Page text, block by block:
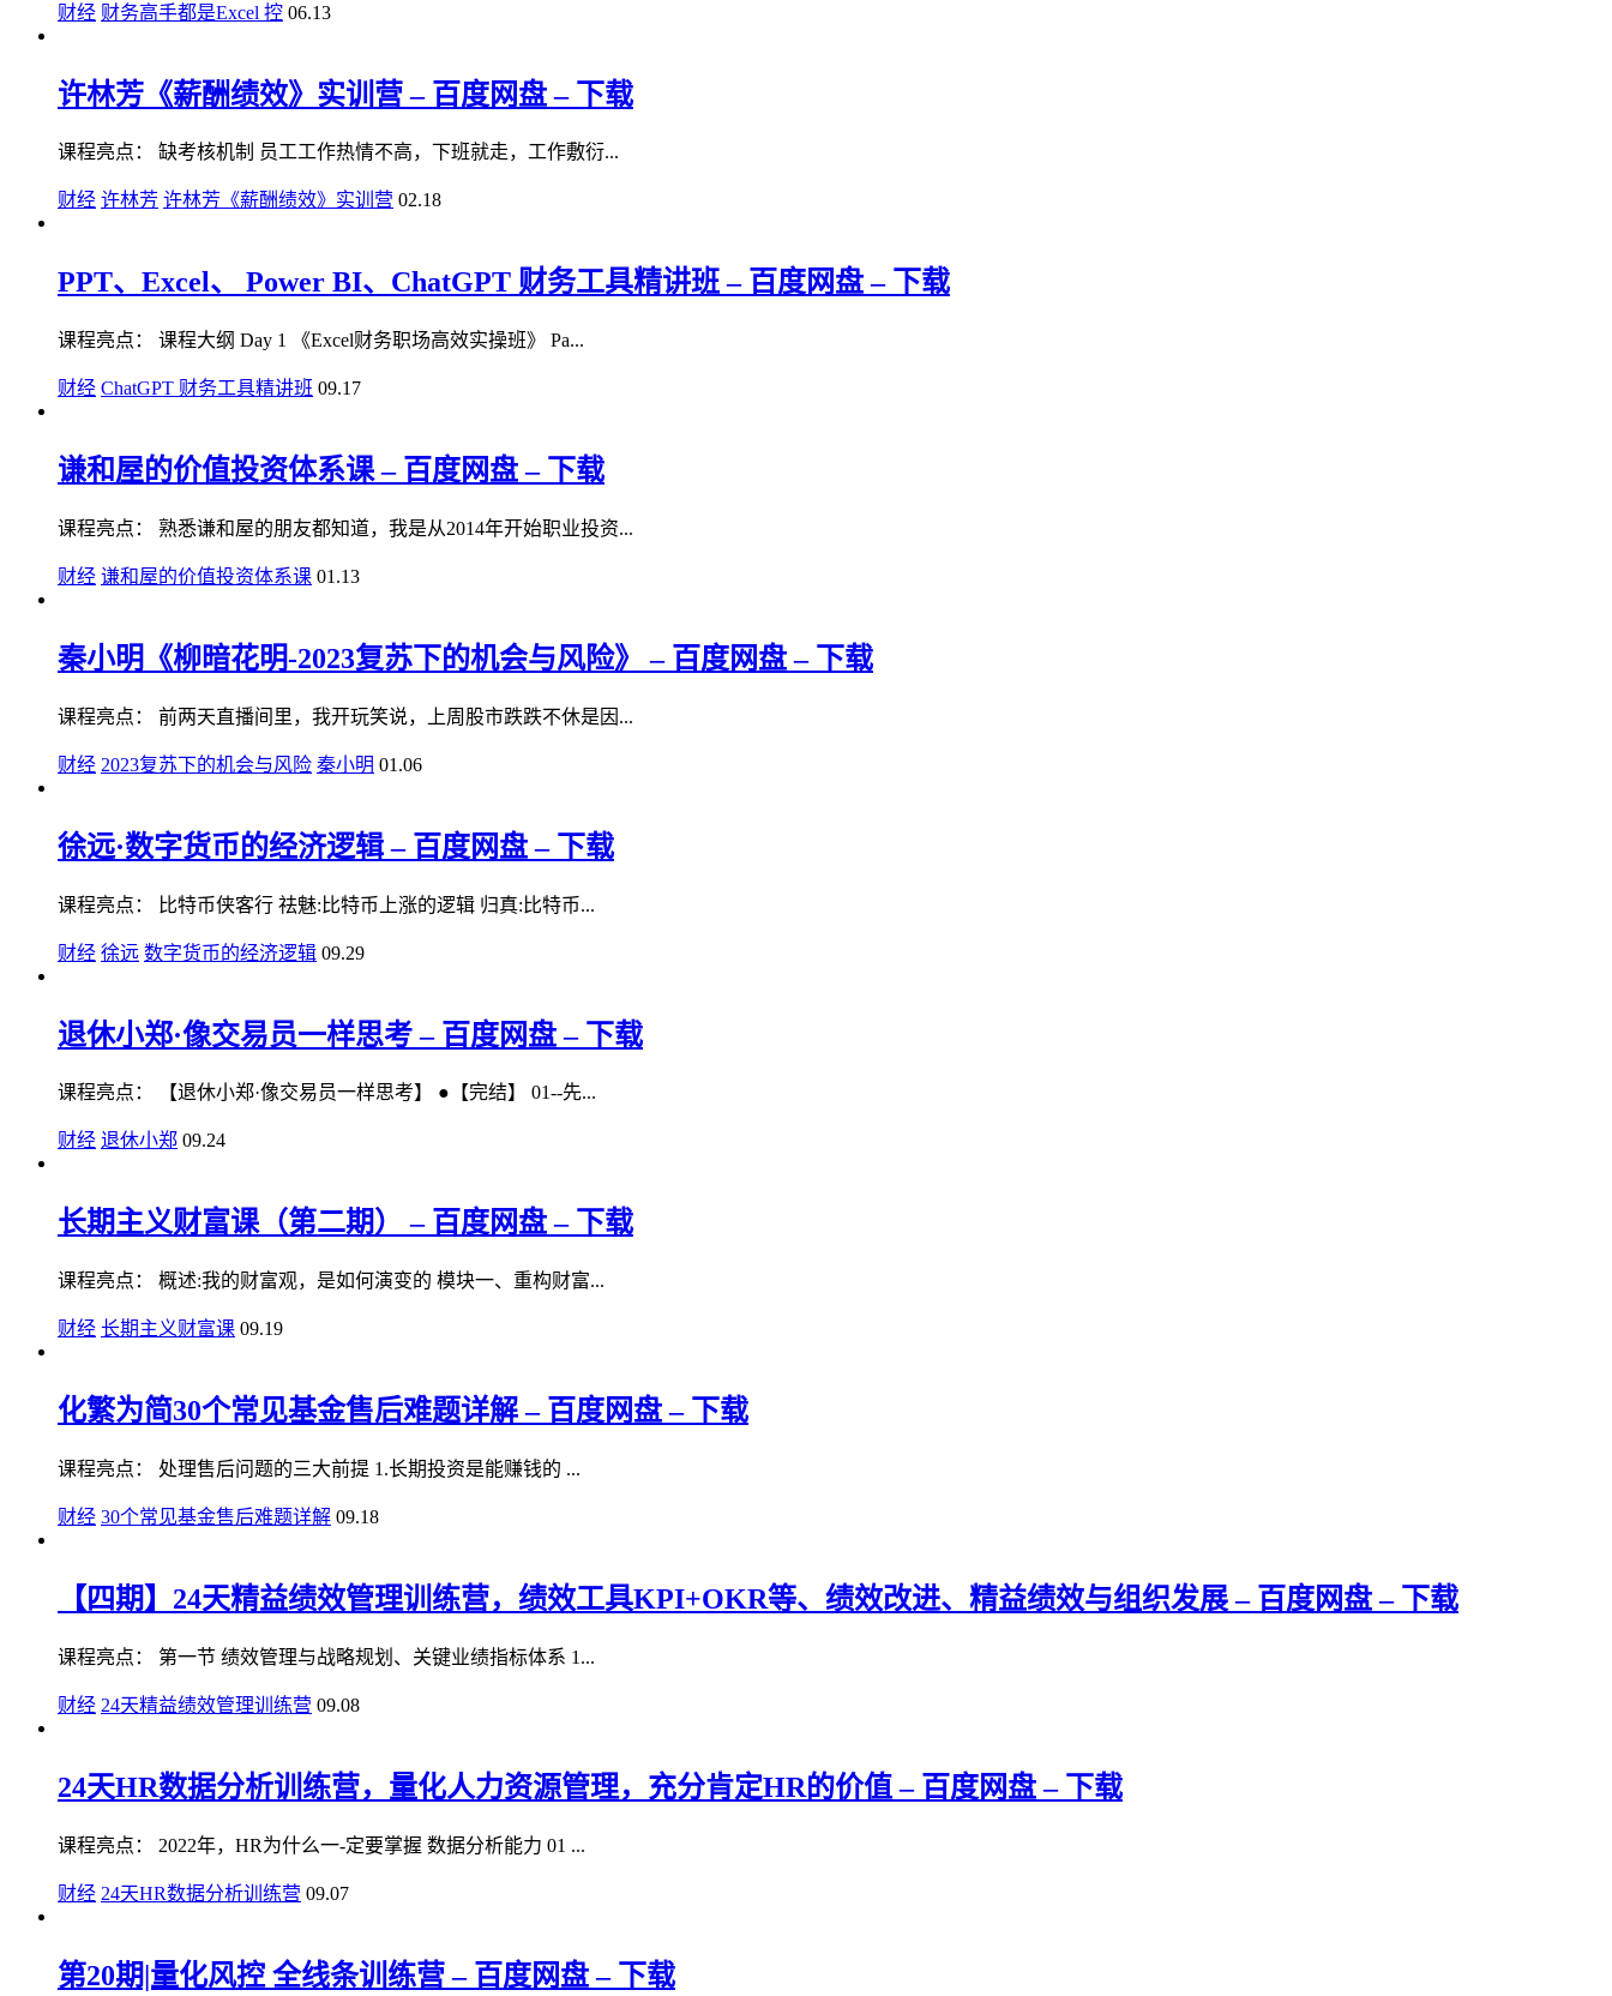
财经 财务高手都是Excel 控 06.13
许林芳《薪酬绩效》实训营 – 百度网盘 – 下载
课程亮点： 缺考核机制 员工工作热情不高，下班就走，工作敷衍...
财经 许林芳 许林芳《薪酬绩效》实训营 02.18
PPT、Excel、 Power BI、ChatGPT 财务工具精讲班 – 百度网盘 – 下载
课程亮点： 课程大纲 Day 1 《Excel财务职场高效实操班》 Pa...
财经 ChatGPT 财务工具精讲班 09.17
谦和屋的价值投资体系课 – 百度网盘 – 下载
课程亮点： 熟悉谦和屋的朋友都知道，我是从2014年开始职业投资...
财经 谦和屋的价值投资体系课 01.13
秦小明《柳暗花明-2023复苏下的机会与风险》 – 百度网盘 – 下载
课程亮点： 前两天直播间里，我开玩笑说，上周股市跌跌不休是因...
财经 2023复苏下的机会与风险 秦小明 01.06
徐远·数字货币的经济逻辑 – 百度网盘 – 下载
课程亮点： 比特币侠客行 祛魅:比特币上涨的逻辑 归真:比特币...
财经 徐远 数字货币的经济逻辑 09.29
退休小郑·像交易员一样思考 – 百度网盘 – 下载
课程亮点： 【退休小郑·像交易员一样思考】 ●【完结】 01--先...
财经 退休小郑 09.24
长期主义财富课（第二期） – 百度网盘 – 下载
课程亮点： 概述:我的财富观，是如何演变的 模块一、重构财富...
财经 长期主义财富课 09.19
化繁为简30个常见基金售后难题详解 – 百度网盘 – 下载
课程亮点： 处理售后问题的三大前提 1.长期投资是能赚钱的 ...
财经 30个常见基金售后难题详解 09.18
【四期】24天精益绩效管理训练营，绩效工具KPI+OKR等、绩效改进、精益绩效与组织发展 – 百度网盘 – 下载
课程亮点： 第一节 绩效管理与战略规划、关键业绩指标体系 1...
财经 24天精益绩效管理训练营 09.08
24天HR数据分析训练营，量化人力资源管理，充分肯定HR的价值 – 百度网盘 – 下载
课程亮点： 2022年，HR为什么一-定要掌握 数据分析能力 01 ...
财经 24天HR数据分析训练营 09.07
第20期|量化风控 全线条训练营 – 百度网盘 – 下载